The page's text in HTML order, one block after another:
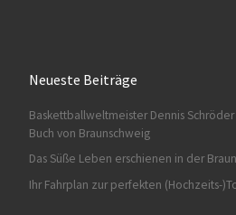
Neueste Beiträge
Baskettballweltmeister Dennis
Buch von Braunschweig
Das Süße Leben erschienen in der
Ihr Fahrplan zur perfekten (Hochzeits-